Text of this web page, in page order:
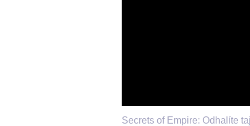
Secrets of Empire: Odhalíte